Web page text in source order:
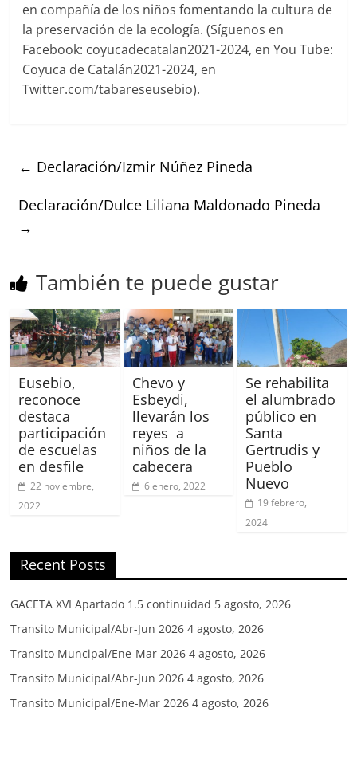
en compañía de los niños fomentando la cultura de
la preservación de la ecología. (Síguenos en
Facebook: coyucadecatalan2021-2024, en You Tube:
Coyuca de Catalán2021-2024, en
Twitter.com/tabareseusebio).
← Declaración/Izmir Núñez Pineda
Declaración/Dulce Liliana Maldonado Pineda
→
También te puede gustar
Eusebio,
reconoce
destaca
participación
de escuelas
en desfile
22 noviembre,
2022
Chevo y
Esbeydi,
llevarán los
reyes a
niños de la
cabecera
6 enero, 2022
Se rehabilita
el alumbrado
público en
Santa
Gertrudis y
Pueblo
Nuevo
19 febrero,
2024
Recent Posts
GACETA XVI Apartado 1.5 continuidad 5 agosto, 2026
Transito Municipal/Abr-Jun 2026 4 agosto, 2026
Transito Muncipal/Ene-Mar 2026 4 agosto, 2026
Transito Municipal/Abr-Jun 2026 4 agosto, 2026
Transito Municipal/Ene-Mar 2026 4 agosto, 2026